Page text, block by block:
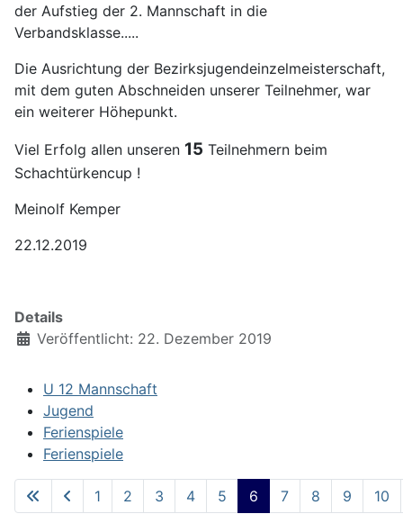
der Aufstieg der 2. Mannschaft in die
Verbandsklasse.....
Die Ausrichtung der Bezirksjugendeinzelmeisterschaft,
mit dem guten Abschneiden unserer Teilnehmer, war
ein weiterer Höhepunkt.
Viel Erfolg allen unseren 15 Teilnehmern beim
Schachtürkencup !
Meinolf Kemper
22.12.2019
Details
Veröffentlicht: 22. Dezember 2019
U 12 Mannschaft
Jugend
Ferienspiele
Ferienspiele
Seite 6 von 13
1 2 3 4 5 6 7 8 9 10